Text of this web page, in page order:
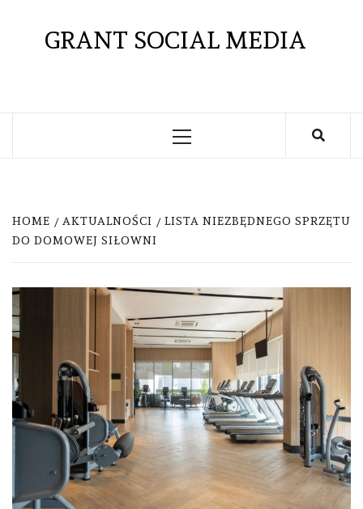
GRANT SOCIAL MEDIA
Primary
HOME AKTUALNOŚCI
LISTA NIEZBĘDNEGO SPRZĘTU
DO DOMOWEJ SIŁOWNI